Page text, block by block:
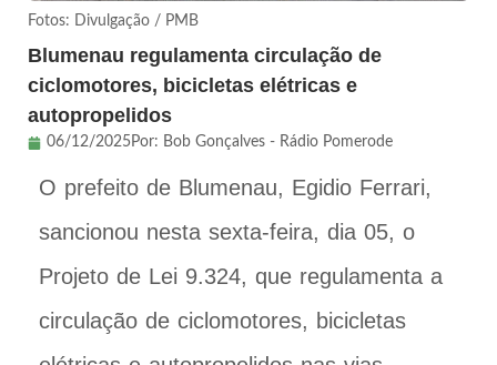
Fotos: Divulgação / PMB
Blumenau regulamenta circulação de
ciclomotores, bicicletas elétricas e
autopropelidos
06/12/2025Por: Bob Gonçalves - Rádio Pomerode
O prefeito de Blumenau, Egidio Ferrari,
sancionou nesta sexta-feira, dia 05, o
Projeto de Lei 9.324, que regulamenta a
circulação de ciclomotores, bicicletas